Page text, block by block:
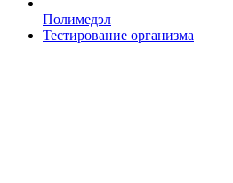
Полимедэл
Тестирование организма